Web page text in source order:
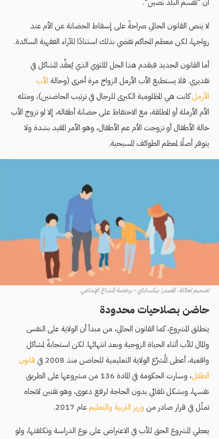
أن "تقسم البلد نصين".
لا ينص القانون الحالي صراحةً على إسقاط الحضانة عن الأم عند
زواجها، لكن معظم المحاكم تقضي بذلك استنادًا للآراء الفقهية السائدة.
أما القانون الجديد فيقدم هذا الحل الملتوي الذي يُعقِّد المشاكل في
تقديري. فلا يستطيع الأب الأرمل الزواج مرة أخرى (وحالة الأب
الأرملكانت هي المظلومية الكبرى للرجال في ترتيب الحاضنين)، ومثله
الأم الأرملة أو المطلقة، مع الاحتفاظ على حضانة أطفاله، إلا لو تزوج الأب
خالة الأطفال أو تزوجت الأم عم الأطفال، وهو الأمر المقيد بشدة ولا
يتوفر أصلًا لمعظم الطوائف المسيحية.
تصميم لعائلة. المصدر: بيكساباي - برخصة المشاع الإبداعي
حاضن بصلاحيات محدودة
ينطلق المشروع، كما القانون الحالي، من مبدأ أن الولاية على النفس
والمال للأب أثناء الحياة الزوجية وبعد انتهائها. لكن استجابةً لمشاكل
واقعية، أعطى المُشرِّع الولاية التعليمية للحاضن منذ 2008 في
قانون
الطفل
، وسارت الحكومة في المادة 136 من مشروعها على الطريق
نفسها، وبشكل تلقائي بدون الحاجة لرفع دعوى، وهو تقنين لاتجاه
تمثّل في قرار صادر من وزير التربية والتعليمعام 2017.
يعطي المشروع الحق للأب في الاعتراض على نوع الدراسة وتكلفتها، ولو